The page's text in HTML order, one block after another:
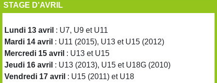
STAGE D'AVRIL
Lundi 13 avril : U7, U9 et U11
Mardi 14 avril : U11 (2015), U13 et U15 (2012)
Mercredi 15 avril : U13 et U15
Jeudi 16 avril : U13 (2013), U15 et U18G (2010)
Vendredi 17 avril : U15 (2011) et U18